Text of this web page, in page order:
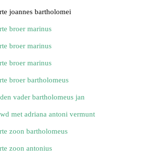
joannes bartholomei
broer marinus
broer marinus
broer marinus
broer bartholomeus
vader bartholomeus jan
met adriana antoni vermunt
zoon bartholomeus
zoon antonius